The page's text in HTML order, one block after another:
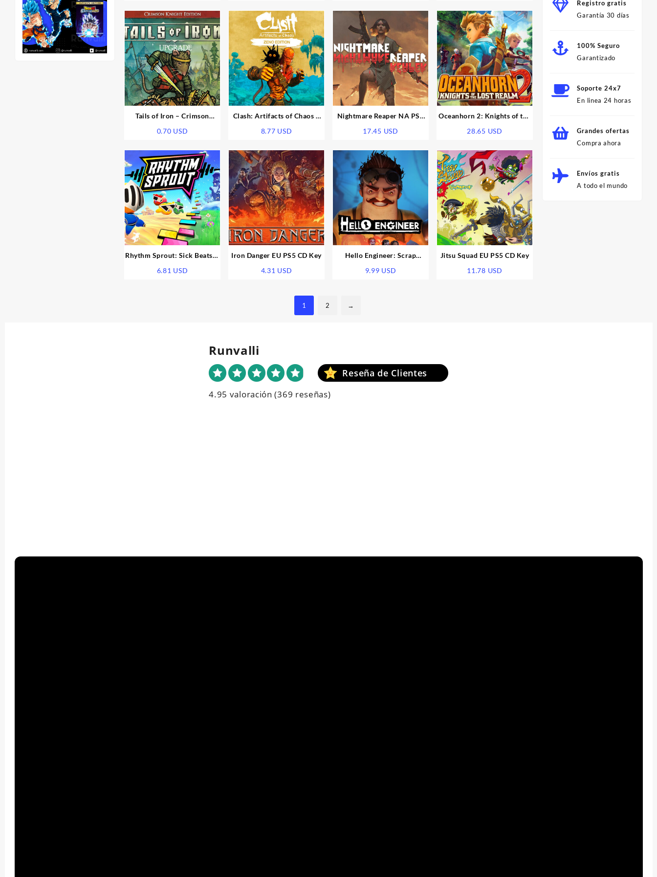
Tails of Iron – Crimson
EU PS5 CD Key
0.70 USD
Clash: Artifacts of Chaos –
PS5 CD Key
8.77 USD
Nightmare Reaper NA PS5
17.45 USD
Oceanhorn 2: Knights of the
28.65 USD
Rhythm Sprout: Sick Beats &
6.81 USD
Iron Danger EU PS5 CD Key
4.31 USD
Hello Engineer: Scrap
PS5 CD Key
9.99 USD
Jitsu Squad EU PS5 CD Key
11.78 USD
1 2 →
Registro gratis
Garantía 30 días
100% Seguro
Garantizado
Soporte 24x7
En linea 24 horas
Grandes ofertas
Compra ahora
Envíos gratis
A todo el mundo
Runvalli
4.95 valoración (369 reseñas)